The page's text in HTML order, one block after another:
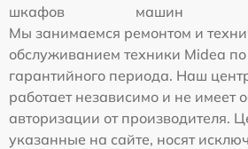
шкафов
машин
Мы занимаемся ремонтом и
обслуживанием техники Midea по
гарантийного периода. Наш
работает независимо и не имеет
авторизации от производителя.
указанные на сайте, носят